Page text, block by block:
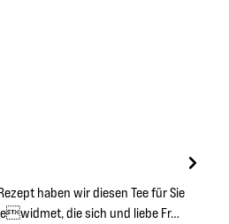
haben wir diesen Tee für Sie
die sich und liebe Fr…